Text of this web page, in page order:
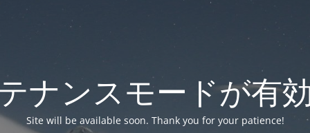
ナンスモードが有
Site will be available soon. Thank you for your patience!